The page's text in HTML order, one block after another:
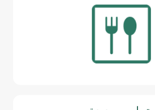
تقديم بطاقتك في المطعم الشريك عند إجراء الدفع.
وستتمكن من الاستمتاع بوجبتك مع لذة إضافية